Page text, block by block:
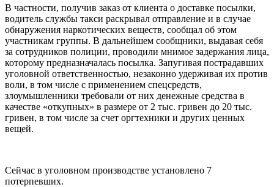
В частности, получив заказ от клиента о доставке посылки,
водитель службы такси раскрывал отправление и в случае
обнаружения наркотических веществ, сообщал об этом
участникам группы. В дальнейшем сообщники, выдавая себя
за сотрудников полиции, проводили мнимое задержания лица,
которому предназначалась посылка. Запугивая пострадавших
уголовной ответственностью, незаконно удерживая их против
воли, в том числе с применением спецсредств,
злоумышленники требовали от них денежные средства в
качестве «откупных» в размере от 2 тыс. гривен до 20 тыс.
гривен, в том числе за счет оргтехники и других ценных
вещей.
Сейчас в уголовном производстве установлено 7
потерпевших.